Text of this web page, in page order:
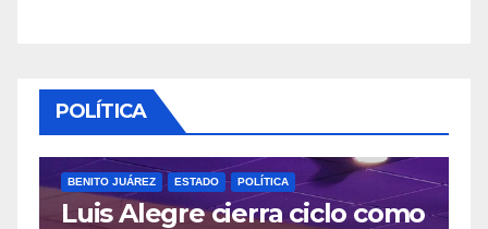
POLÍTICA
POLÍTICA